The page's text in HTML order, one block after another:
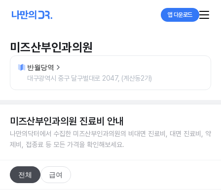
앱 다운로드
미즈산부인과의원
반월당역
대구광역시 중구 달구벌대로 2047, (계산동2가)
미즈산부인과의원 진료비 안내
나만의닥터에서 수집한 미즈산부인과의원의 비대면 진료비, 대면 진료비, 약
제비, 접종료 등 모든 가격을 확인해보세요.
전체 급여